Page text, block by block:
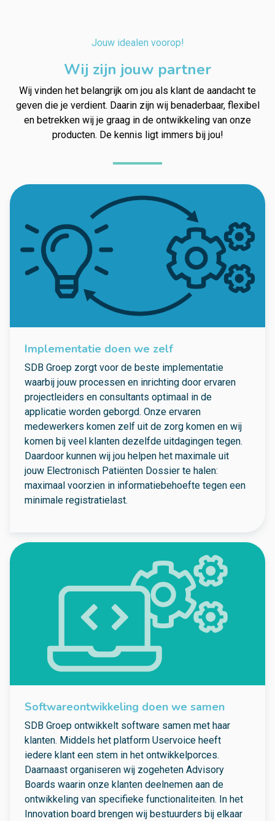
Jouw idealen voorop!
Wij zijn jouw partner
Wij vinden het belangrijk om jou als klant de aandacht te
geven die je verdient. Daarin zijn wij benaderbaar, flexibel
en betrekken wij je graag in de ontwikkeling van onze
producten. De kennis ligt immers bij jou!
Implementatie doen we zelf
SDB Groep zorgt voor de beste implementatie
waarbij jouw processen en inrichting door ervaren
projectleiders en consultants optimaal in de
applicatie worden geborgd. Onze ervaren
medewerkers komen zelf uit de zorg komen en wij
komen bij veel klanten dezelfde uitdagingen tegen.
Daardoor kunnen wij jou helpen het maximale uit
jouw Electronisch Patiënten Dossier te halen:
maximaal voorzien in informatiebehoefte tegen een
minimale registratielast.
Softwareontwikkeling doen we samen
SDB Groep ontwikkelt software samen met haar
klanten. Middels het platform Uservoice heeft
iedere klant een stem in het ontwikkelporces.
Daarnaast organiseren wij zogeheten Advisory
Boards waarin onze klanten deelnemen aan de
ontwikkeling van specifieke functionaliteiten. In het
Innovation board brengen wij bestuurders bij elkaar